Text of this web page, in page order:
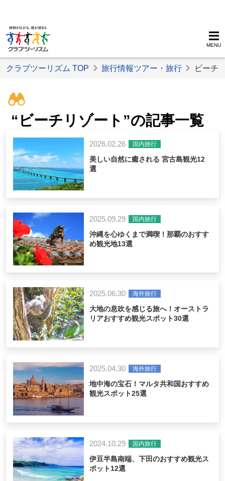
MENU
クラブツーリズム TOP 旅行情報ツアー・旅行 ビーチ
“ビーチリゾート”の記事一覧
2026.02.26 国内旅行
美しい自然に癒される 宮古島観光12
選
2025.09.29 国内旅行
沖縄を心ゆくまで満喫！那覇のおすす
め観光地13選
2025.06.30 海外旅行
大地の息吹を感じる旅へ！オーストラ
リアおすすめ観光スポット30選
2025.04.30 海外旅行
地中海の宝石！マルタ共和国おすすめ
観光スポット25選
2024.10.29 国内旅行
伊豆半島南端、下田のおすすめ観光ス
ポット12選